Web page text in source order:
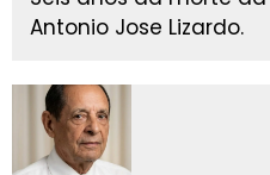
Antonio Jose Lizardo.